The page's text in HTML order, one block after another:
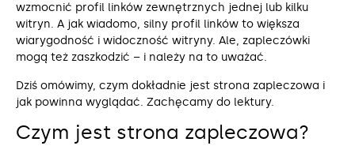
wzmocnić profil linków zewnętrznych jednej lub kilku
witryn. A jak wiadomo, silny profil linków to większa
wiarygodność i widoczność witryny. Ale, zapleczówki
mogą też zaszkodzić – i należy na to uważać.
Dziś omówimy, czym dokładnie jest strona zapleczowa i
jak powinna wyglądać. Zachęcamy do lektury.
Czym jest strona zapleczowa?